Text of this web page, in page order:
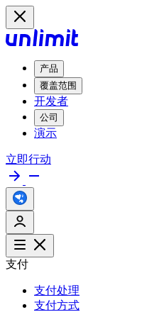
产品
覆盖范围
开发者
公司
演示
立即行动
支付
支付处理
支付方式